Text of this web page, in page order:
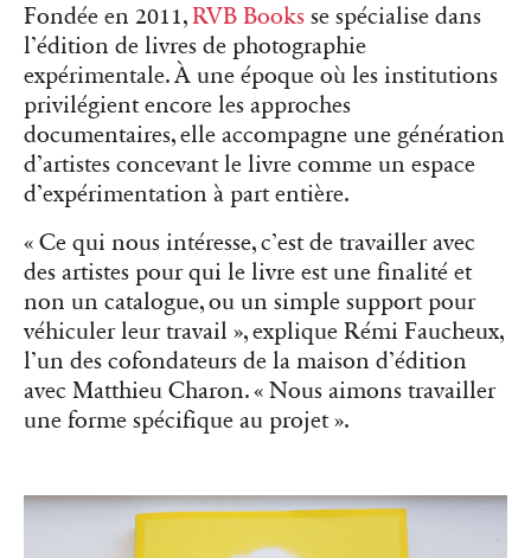
Fondée en 2011, RVB Books se spécialise dans
l’édition de livres de photographie
expérimentale. À une époque où les institutions
privilégient encore les approches
documentaires, elle accompagne une génération
d’artistes concevant le livre comme un espace
d’expérimentation à part entière.
« Ce qui nous intéresse, c’est de travailler avec
des artistes pour qui le livre est une finalité et
non un catalogue, ou un simple support pour
véhiculer leur travail », explique Rémi Faucheux,
l’un des cofondateurs de la maison d’édition
avec Matthieu Charon. « Nous aimons travailler
une forme spécifique au projet ».